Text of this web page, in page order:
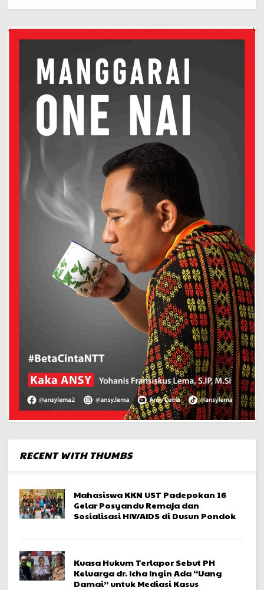
RECENT WITH THUMBS
Mahasiswa KKN UST Padepokan 16
Gelar Posyandu Remaja dan
Sosialisasi HIV/AIDS di Dusun Pondok
Kuasa Hukum Terlapor Sebut PH
Keluarga dr. Icha Ingin Ada “Uang
Damai” untuk Mediasi Kasus